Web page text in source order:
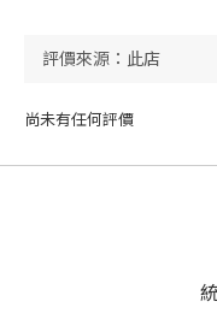
尚未有任何評價